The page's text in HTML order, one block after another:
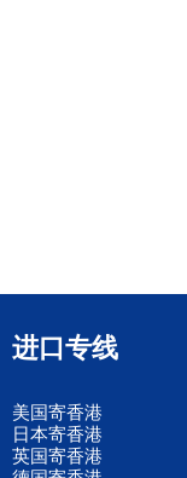
进口专线
美国寄香港
日本寄香港
英国寄香港